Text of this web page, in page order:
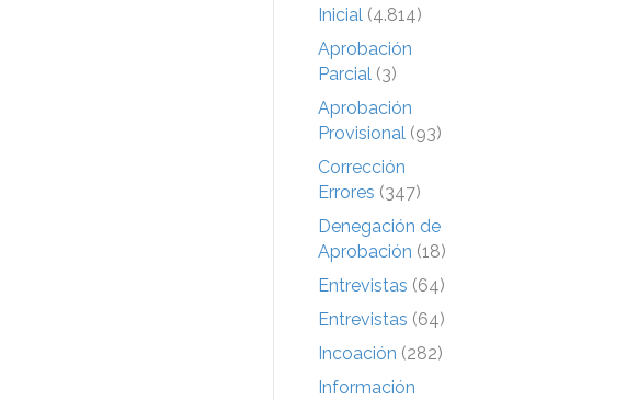
Inicial (4.814)
Aprobación
Parcial (3)
Aprobación
Provisional (93)
Corrección
Errores (347)
Denegación de
Aprobación (18)
Entrevistas (64)
Entrevistas (64)
Incoación (282)
Información